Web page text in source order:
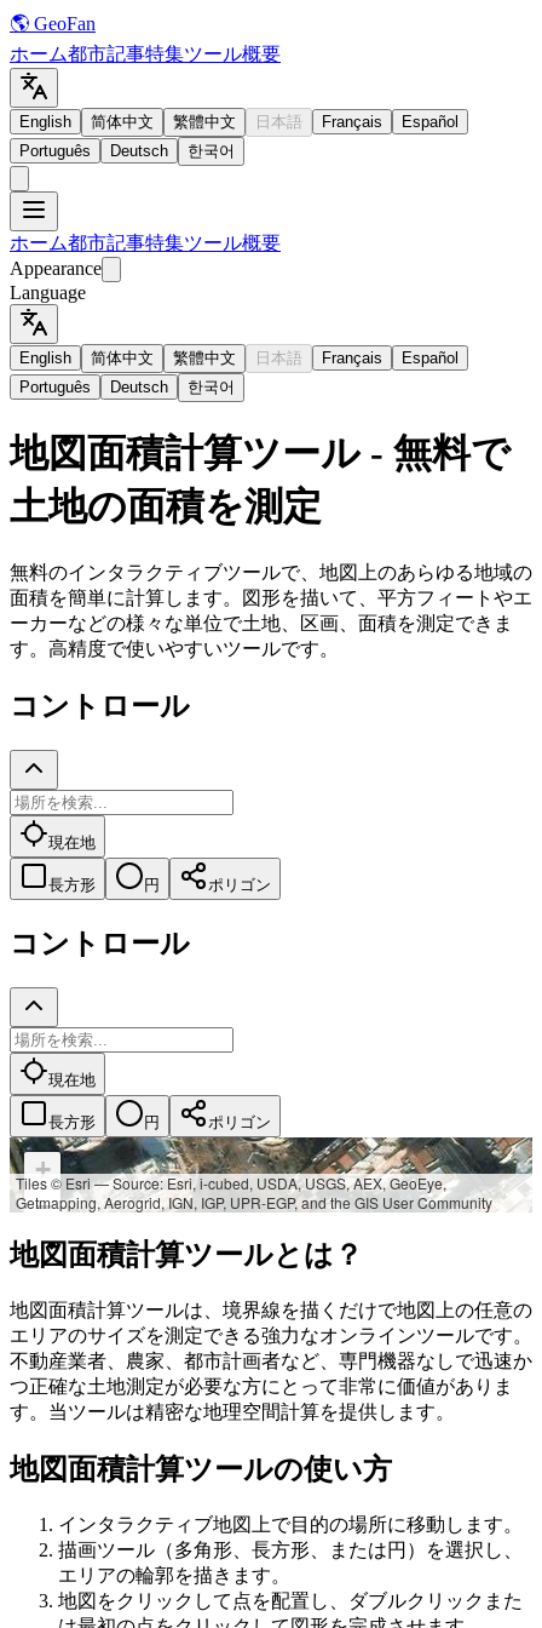
🌎 GeoFan
ホーム都市記事特集ツール概要
English 简体中文 繁體中文 日本語 Français
Español
Português
Deutsch 한국어
ホーム都市記事特集ツール概要
Appearance
Language
English 简体中文 繁體中文 日本語 Français
Español
Português
Deutsch 한국어
地図面積計算ツール - 無料で
土地の面積を測定
無料のインタラクティブツールで、地図上のあらゆる地域の
面積を簡単に計算します。図形を描いて、平方フィートやエ
ーカーなどの様々な単位で土地、区画、面積を測定できま
す。高精度で使いやすいツールです。
コントロール
現在地
長方形 円 ポリゴン
コントロール
現在地
長方形 円 ポリゴン
+
−
Tiles © Esri — Source: Esri, i-cubed, USDA, USGS, AEX, GeoEye,
Getmapping, Aerogrid, IGN, IGP, UPR-EGP, and the GIS User Community
地図面積計算ツールとは？
地図面積計算ツールは、境界線を描くだけで地図上の任意の
エリアのサイズを測定できる強力なオンラインツールです。
不動産業者、農家、都市計画者など、専門機器なしで迅速か
つ正確な土地測定が必要な方にとって非常に価値がありま
す。当ツールは精密な地理空間計算を提供します。
地図面積計算ツールの使い方
インタラクティブ地図上で目的の場所に移動します。
描画ツール（多角形、長方形、または円）を選択し、
エリアの輪郭を描きます。
地図をクリックして点を配置し、ダブルクリックまた